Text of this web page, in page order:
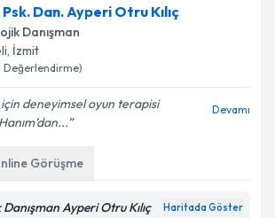
Dan. Ayperi Otru Kılıç
Danışman
, İzmit
Değerlendirme)
deneyimsel oyun terapisi
Devamı
Görüşme
Ayperi Otru Kılıç Haritada Göster